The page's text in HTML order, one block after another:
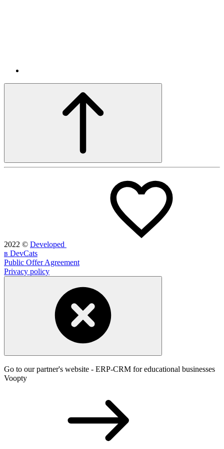
2022 © Developed
в DevCats
Public Offer Agreement
Privacy policy
Go to our partner's website - ERP-CRM for educational businesses
Voopty